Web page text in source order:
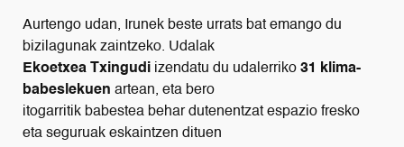
Aurtengo udan, Irunek beste urrats bat emango du
bizilagunak zaintzeko. Udalak
Ekoetxea Txingudi izendatu du udalerriko 31 klima-
babeslekuen artean, eta bero
itogarritik babestea behar dutenentzat espazio fresko
eta seguruak eskaintzen dituen